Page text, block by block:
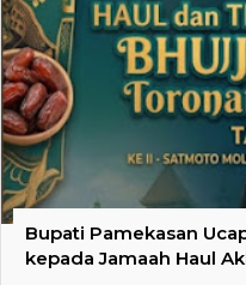
Bupati Pamekasan
kepada Jamaah Haul